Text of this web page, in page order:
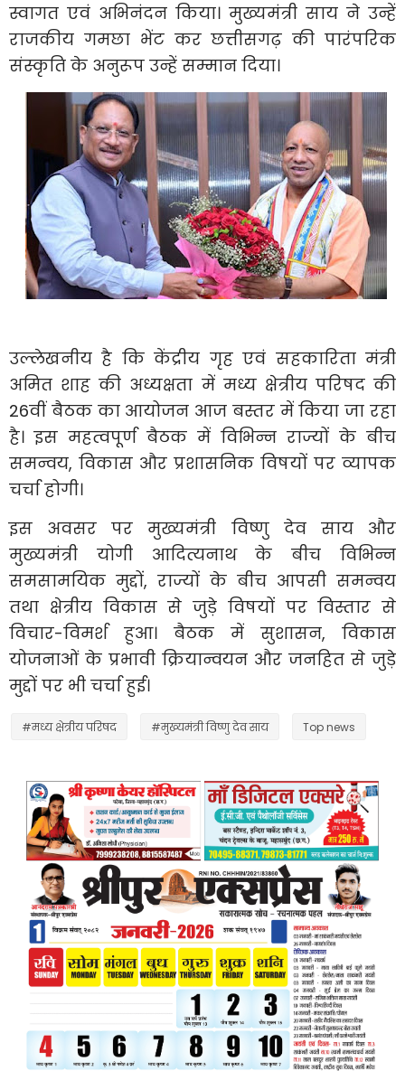
स्वागत एवं अभिनंदन किया। मुख्यमंत्री साय ने उन्हें
राजकीय गमछा भेंट कर छत्तीसगढ़ की पारंपरिक
संस्कृति के अनुरूप उन्हें सम्मान दिया।
उल्लेखनीय है कि केंद्रीय गृह एवं सहकारिता मंत्री
अमित शाह की अध्यक्षता में मध्य क्षेत्रीय परिषद की
26वीं बैठक का आयोजन आज बस्तर में किया जा रहा
है। इस महत्वपूर्ण बैठक में विभिन्न राज्यों के बीच
समन्वय, विकास और प्रशासनिक विषयों पर व्यापक
चर्चा होगी।
इस अवसर पर मुख्यमंत्री विष्णु देव साय और
मुख्यमंत्री योगी आदित्यनाथ के बीच विभिन्न
समसामयिक मुद्दों, राज्यों के बीच आपसी समन्वय
तथा क्षेत्रीय विकास से जुड़े विषयों पर विस्तार से
विचार-विमर्श हुआ। बैठक में सुशासन, विकास
योजनाओं के प्रभावी क्रियान्वयन और जनहित से जुड़े
मुद्दों पर भी चर्चा हुई।
#मध्य क्षेत्रीय परिषद #मुख्यमंत्री विष्णु देव साय Top news